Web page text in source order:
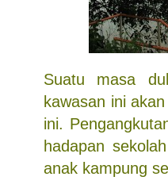
Suatu masa
kawasan ini
ini.
hadapan
anak kampung